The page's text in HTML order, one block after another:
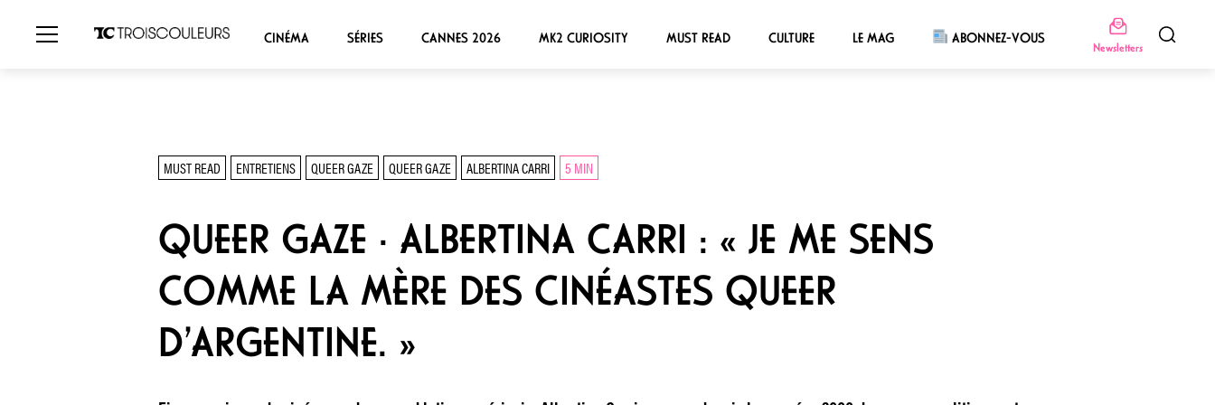
CINÉMA SÉRIES CANNES 2026 MK2 CURIOSITY MUST READ CULTURE LE MAG ABONNEZ-VOUS
Newsletters
MUST READ ENTRETIENS QUEER GAZE QUEER GAZE ALBERTINA CARRI 5 MIN
QUEER GAZE · ALBERTINA CARRI : « JE ME SENS
COMME LA MÈRE DES CINÉASTES QUEER
D’ARGENTINE. »